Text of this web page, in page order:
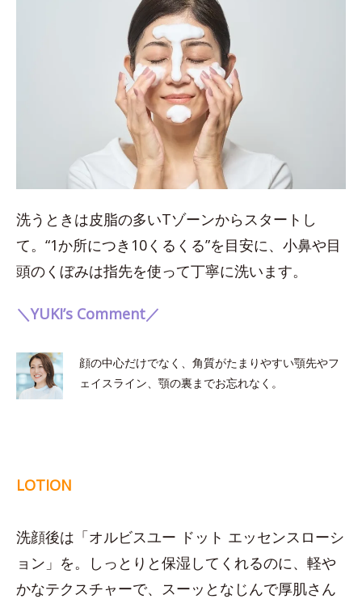
洗うときは皮脂の多いTゾーンからスタートし
て。“1か所につき10くるくる”を目安に、小鼻や目
頭のくぼみは指先を使って丁寧に洗います。
＼YUKI’s Comment／
顔の中心だけでなく、角質がたまりやすい顎先やフ
ェイスライン、顎の裏までお忘れなく。
LOTION
洗顔後は「オルビスユー ドット エッセンスローシ
ョン」を。しっとりと保湿してくれるのに、軽や
かなテクスチャーで、スーッとなじんで厚肌さん